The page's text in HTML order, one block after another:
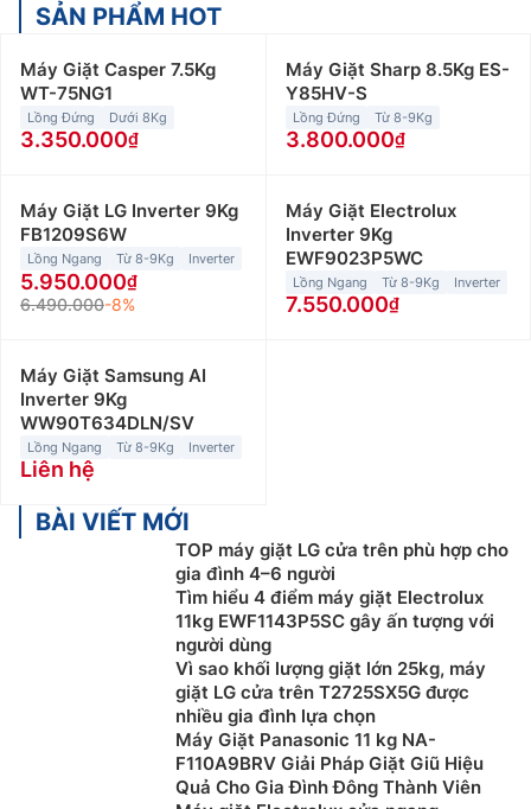
SẢN PHẨM HOT
Máy Giặt Casper 7.5Kg
WT-75NG1
Lồng Đứng Dưới 8Kg
3.350.000
Máy Giặt Sharp 8.5Kg ES-
Y85HV-S
Lồng Đứng Từ 8-9Kg
3.800.000
Máy Giặt LG Inverter 9Kg
FB1209S6W
Lồng Ngang Từ 8-9Kg Inverter
5.950.000
6.490.000-8%
Máy Giặt Electrolux
Inverter 9Kg
EWF9023P5WC
Lồng Ngang Từ 8-9Kg Inverter
7.550.000
Máy Giặt Samsung AI
Inverter 9Kg
WW90T634DLN/SV
Lồng Ngang Từ 8-9Kg Inverter
Liên hệ
BÀI VIẾT MỚI
TOP máy giặt LG cửa trên phù hợp cho
gia đình 4–6 người
Tìm hiểu 4 điểm máy giặt Electrolux
11kg EWF1143P5SC gây ấn tượng với
người dùng
Vì sao khối lượng giặt lớn 25kg, máy
giặt LG cửa trên T2725SX5G được
nhiều gia đình lựa chọn
Máy Giặt Panasonic 11 kg NA-
F110A9BRV Giải Pháp Giặt Giũ Hiệu
Quả Cho Gia Đình Đông Thành Viên